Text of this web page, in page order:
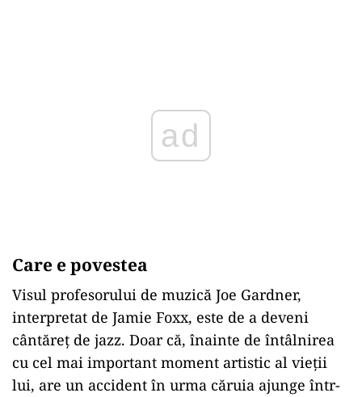
Care e povestea
Visul profesorului de muzică Joe Gardner,
interpretat de Jamie Foxx, este de a deveni
cântăreț de jazz. Doar că, înainte de întâlnirea
cu cel mai important moment artistic al vieții
lui, are un accident în urma căruia ajunge într-